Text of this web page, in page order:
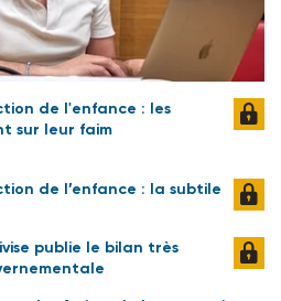
de l'enfance : les
sur leur faim
de l’enfance : la subtile
publie le bilan très